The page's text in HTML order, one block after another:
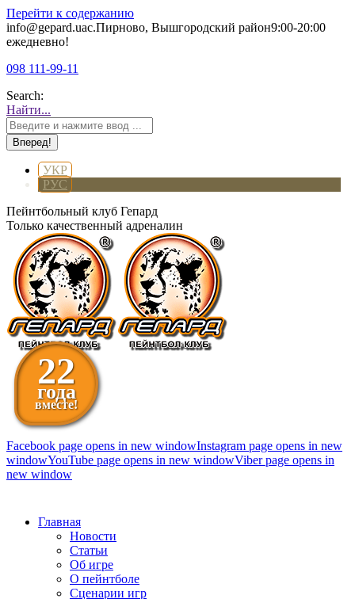
Перейти к содержанию
info@gepard.uaс.Пирново, Вышгородский район9:00-20:00
ежедневно!
098 111-99-11
Search:
Найти...
УКР
РУС
Пейнтбольный клуб Гепард
Только качественный адреналин
22
года
вместе!
Facebook page opens in new windowInstagram page opens in new
windowYouTube page opens in new windowViber page opens in
new window
Главная
Новости
Статьи
Об игре
О пейнтболе
Сценарии игр